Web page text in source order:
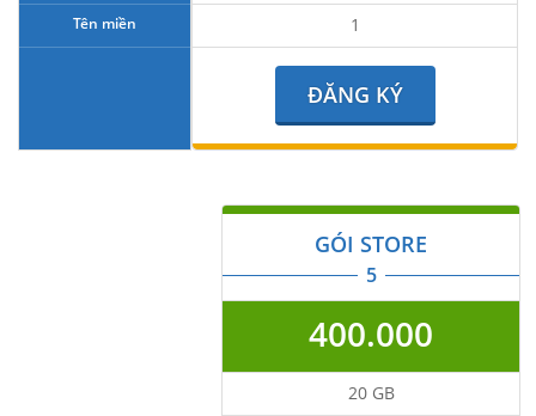
Tên miền
1
ĐĂNG KÝ
GÓI STORE
5
400.000
20 GB